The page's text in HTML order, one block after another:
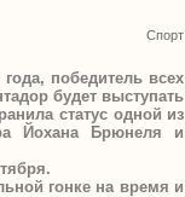
Спорт
победитель всех
будет выступать
статус одной из
Йохана Брюнеля и
гонке на время и